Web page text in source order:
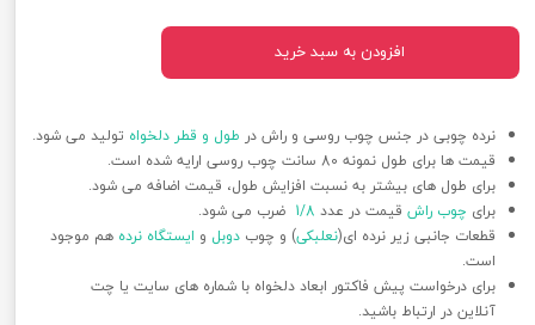
نرده چوبی در جنس چوب روسی و راش در طول و قطر دلخواه تولید می شود.
قیمت ها برای طول نمونه 80 سانت چوب روسی ارایه شده است.
برای طول های بیشتر به نسبت افزایش طول، قیمت اضافه می شود.
برای چوب راش قیمت در عدد 1/8 ضرب می شود.
قطعات جانبی زیر نرده ای(نعلبکی) و چوب دوبل و ایستگاه نرده هم موجود
است.
برای درخواست پیش فاکتور ابعاد دلخواه با شماره های سایت یا چت
آنلاین در ارتباط باشید.
افزودن به سبد خرید